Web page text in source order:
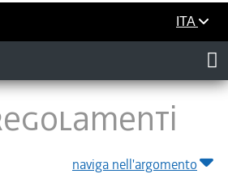
ITA
naviga nell'argomento